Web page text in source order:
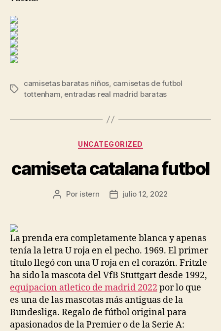
Etiquetas
camisetas baratas niños camisetas de futbol
tottenham entradas real madrid baratas
Categorías
UNCATEGORIZED
camiseta catalana futbol
Autor
Por istern
Fechajulio 12, 2022
La prenda era completamente blanca y apenas
tenía la letra U roja en el pecho. 1969. El primer
título llegó con una U roja en el corazón. Fritzle
ha sido la mascota del VfB Stuttgart desde 1992,
equipacion atletico de madrid 2022 por lo que
es una de las mascotas más antiguas de la
Bundesliga. Regalo de fútbol original para
apasionados de la Premier o de la Serie A: